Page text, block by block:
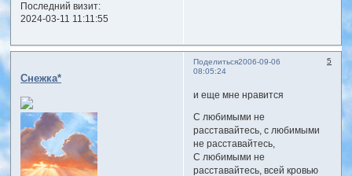
Последний визит:
2024-03-11 11:11:55
Поделиться 5
2006-09-06
08:05:24
Снежка*
и еще мне нравится
С любимыми не
расставайтесь, с любимыми
не расставайтесь,
С любимыми не
расставайтесь, всей кровью